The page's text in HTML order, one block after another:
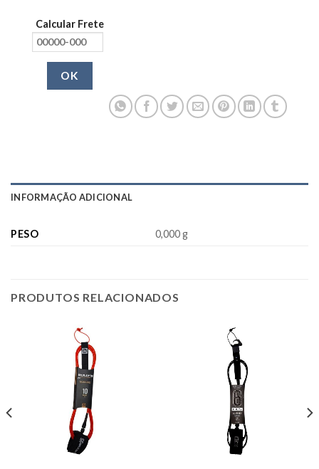
Calcular Frete
OK
INFORMAÇÃO ADICIONAL
PESO 0,000 g
PRODUTOS RELACIONADOS